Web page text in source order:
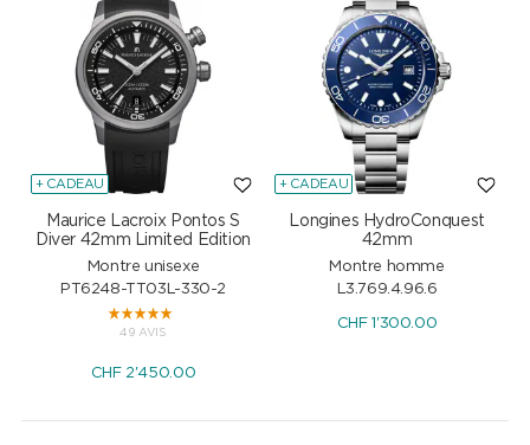
+ CADEAU
Maurice Lacroix Pontos S
Diver 42mm Limited Edition
Montre unisexe
PT6248-TT03L-330-2
49 AVIS
CHF 2'450.00
+ CADEAU
Longines HydroConquest
42mm
Montre homme
L3.769.4.96.6
CHF 1'300.00